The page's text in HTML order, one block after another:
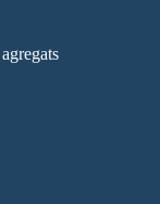
agregats